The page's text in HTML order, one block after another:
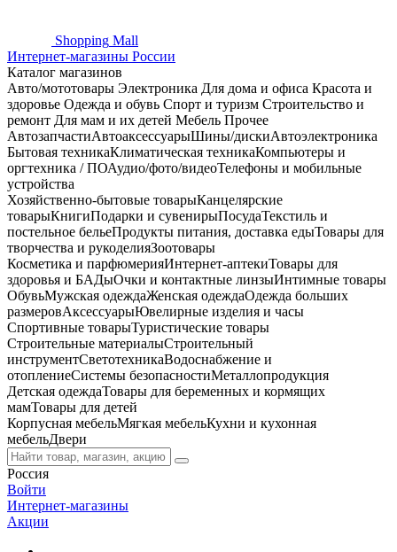
Shopping Mall
Интернет-магазины России
Каталог магазинов
Авто/мототовары Электроника Для дома и офиса Красота и
здоровье Одежда и обувь Спорт и туризм Строительство и
ремонт Для мам и их детей Мебель Прочее
АвтозапчастиАвтоаксессуарыШины/дискиАвтоэлектроника
Бытовая техникаКлиматическая техникаКомпьютеры и
оргтехника / ПОАудио/фото/видеоТелефоны и мобильные
устройства
Хозяйственно-бытовые товарыКанцелярские
товарыКнигиПодарки и сувенирыПосудаТекстиль и
постельное бельеПродукты питания, доставка едыТовары для
творчества и рукоделияЗоотовары
Косметика и парфюмерияИнтернет-аптекиТовары для
здоровья и БАДыОчки и контактные линзыИнтимные товары
ОбувьМужская одеждаЖенская одеждаОдежда больших
размеровАксессуарыЮвелирные изделия и часы
Спортивные товарыТуристические товары
Строительные материалыСтроительный
инструментСветотехникаВодоснабжение и
отоплениеСистемы безопасностиМеталлопродукция
Детская одеждаТовары для беременных и кормящих
мамТовары для детей
Корпусная мебельМягкая мебельКухни и кухонная
мебельДвери
Россия
Войти
Интернет-магазины
Акции